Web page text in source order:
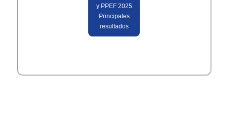
y PPEF 2025
Principales
resultados